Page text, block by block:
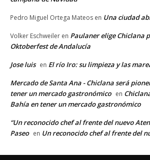
Pedro Miguel Ortega Mateos en Una ciudad
Volker Eschweiler en Paulaner elige Chiclana
Oktoberfest de Andalucía
Jose luis en El río Iro: su limpieza y las
Mercado de Santa Ana - Chiclana será
tener un mercado gastronómico en
Bahía en tener un mercado gastronómico
“Un reconocido chef al frente del nuevo
Paseo en Un reconocido chef al frente del